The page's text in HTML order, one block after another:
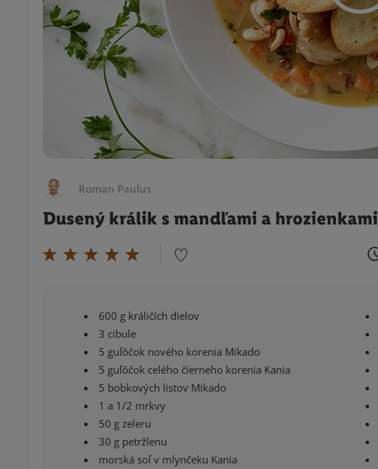
Roman Paulus
Dusený králik s mandľami a hrozienkami
600 g králičích dielov
3 cibule
5 guľôčok nového korenia Mikado
5 guľôčok celého čierneho korenia Kania
5 bobkových listov Mikado
1 a 1/2 mrkvy
50 g zeleru
30 g petržlenu
morská soľ v mlynčeku Kania